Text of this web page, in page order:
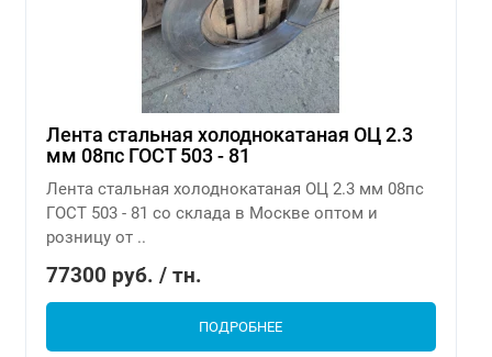
Лента стальная холоднокатаная ОЦ 2.3
мм 08пс ГОСТ 503 - 81
Лента стальная холоднокатаная ОЦ 2.3 мм 08пс
ГОСТ 503 - 81 со склада в Москве оптом и
розницу от ..
77300 руб. / тн.
ПОДРОБНЕЕ